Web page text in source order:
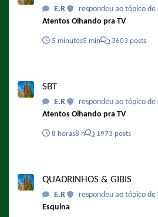
E.R respondeu ao tópico de
Atentos Olhando pra TV
5 minutos5 min 3603 posts
SBT
E.R respondeu ao tópico de
Atentos Olhando pra TV
8 horas8 h 1973 posts
QUADRINHOS & GIBIS
E.R respondeu ao tópico
Esquina